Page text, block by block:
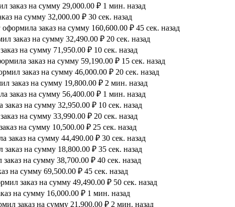
заказ на сумму 29,000.00 ₽ 1 мин. назад
на сумму 32,000.00 ₽ 30 сек. назад
заказ на сумму 160,600.00 ₽ 45 сек. назад
заказ на сумму 32,490.00 ₽ 20 сек. назад
на сумму 71,950.00 ₽ 10 сек. назад
заказ на сумму 59,190.00 ₽ 15 сек. назад
заказ на сумму 46,000.00 ₽ 20 сек. назад
заказ на сумму 19,800.00 ₽ 2 мин. назад
заказ на сумму 56,400.00 ₽ 1 мин. назад
на сумму 32,950.00 ₽ 10 сек. назад
на сумму 33,990.00 ₽ 20 сек. назад
на сумму 10,500.00 ₽ 25 сек. назад
заказ на сумму 44,490.00 ₽ 30 сек. назад
на сумму 18,800.00 ₽ 35 сек. назад
на сумму 38,700.00 ₽ 40 сек. назад
на сумму 69,500.00 ₽ 45 сек. назад
заказ на сумму 49,490.00 ₽ 50 сек. назад
на сумму 16,000.00 ₽ 1 мин. назад
заказ на сумму 21,900.00 ₽ 2 мин. назад